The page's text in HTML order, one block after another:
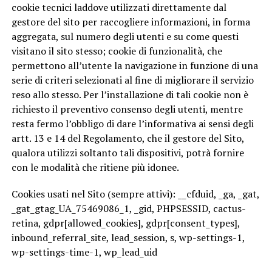
cookie tecnici laddove utilizzati direttamente dal
gestore del sito per raccogliere informazioni, in forma
aggregata, sul numero degli utenti e su come questi
visitano il sito stesso; cookie di funzionalità, che
permettono all’utente la navigazione in funzione di una
serie di criteri selezionati al fine di migliorare il servizio
reso allo stesso. Per l’installazione di tali cookie non è
richiesto il preventivo consenso degli utenti, mentre
resta fermo l’obbligo di dare l’informativa ai sensi degli
artt. 13 e 14 del Regolamento, che il gestore del Sito,
qualora utilizzi soltanto tali dispositivi, potrà fornire
con le modalità che ritiene più idonee.
Cookies usati nel Sito (sempre attivi): __cfduid, _ga, _gat,
_gat_gtag_UA_75469086_1, _gid, PHPSESSID, cactus-
retina, gdpr[allowed_cookies], gdpr[consent_types],
inbound_referral_site, lead_session, s, wp-settings-1,
wp-settings-time-1, wp_lead_uid